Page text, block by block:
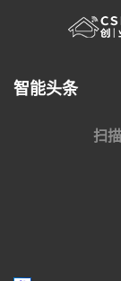
智能头条
扫